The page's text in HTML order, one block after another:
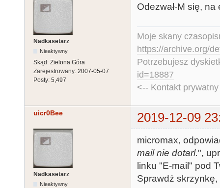
Nadkasetarz
Nieaktywny
Skąd: Zielona Góra
Zarejestrowany: 2007-05-07
Posty: 5,497
Odezwał-M się, na
Moje skany
https://archive.org/
Potrzebujesz
id=18887
<-- Kontakt
uicr0Bee 2019-12-09
Nadkasetarz
Nieaktywny
micromax,
mail nie dotarl.",
linku "E-mail" pod
Sprawdź skrzynkę,